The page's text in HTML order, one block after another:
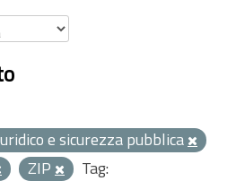
e sicurezza pubblica
ZIP
Tag: